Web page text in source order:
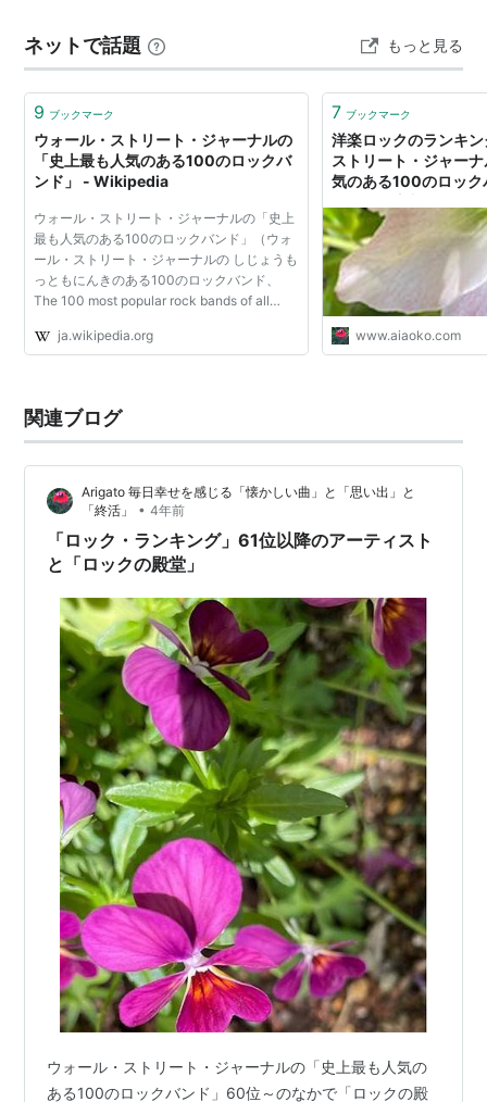
ネットで話題 もっと見る
9 ブックマーク
ウォール・ストリート・ジャーナルの
「史上最も人気のある100のロックバ
ンド」 - Wikipedia
ウォール・ストリート・ジャーナルの「史上
最も人気のある100のロックバンド」（ウォ
ール・ストリート・ジャーナルの しじょうも
っともにんきのある100のロックバンド、
The 100 most popular rock bands of all
ル（Wall St.）が2018年10月1日に出版、ネ
ja.wikipedia.org
7 ブックマーク
洋楽ロックのランキ
ストリート・ジャー
気のある100のロック
日幸せを感じる「懐
い出」と「終活」
www.aiaoko.com
関連ブログ
Arigato 毎日幸せを感じる「懐かしい曲」と「思い出」と
「終活」
• 4年前
「ロック・ランキング」61位以降のアーティスト
と「ロックの殿堂」
ウォール・ストリート・ジャーナルの「史上最も人気の
ある100のロックバンド」60位～のなかで「ロックの殿